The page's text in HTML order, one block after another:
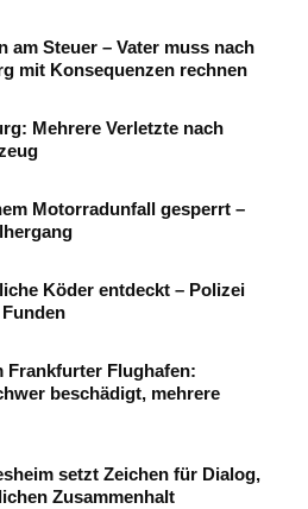
am Steuer – Vater muss nach
mit Konsequenzen rechnen
Mehrere Verletzte nach
Motorradunfall gesperrt –
Köder entdeckt – Polizei
Frankfurter Flughafen:
beschädigt, mehrere
setzt Zeichen für Dialog,
Zusammenhalt